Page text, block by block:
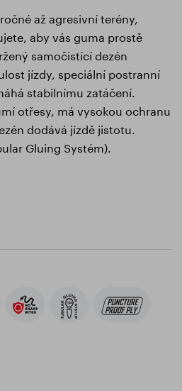
až agresivní terény,
aby vás guma prostě
samočistící dezén
jízdy, speciální postranní
stabilnímu zatáčení.
otřesy, má vysokou ochranu
dodává jízdě jistotu.
Gluing Systém).